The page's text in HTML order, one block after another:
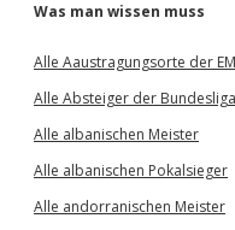
Was man wissen muss
Alle Aaustragungsorte der
Alle Absteiger der Bundesliga
Alle albanischen Meister
Alle albanischen Pokalsieger
Alle andorranischen Meister